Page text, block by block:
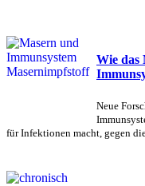
Wie das
Neue
für Infektionen macht, gegen die